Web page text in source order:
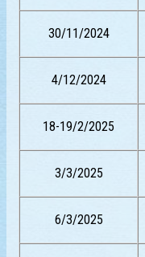
30/11/2024
4/12/2024
18-19/2/2025
3/3/2025
6/3/2025